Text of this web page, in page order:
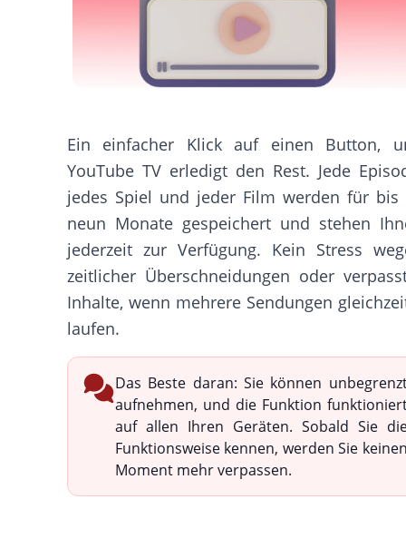
Ein einfacher Klick auf einen Button,
YouTube TV erledigt den Rest. Jede
jedes Spiel und jeder Film werden für bis
neun Monate gespeichert und stehen
jederzeit zur Verfügung. Kein Stress
zeitlicher Überschneidungen oder
Inhalte, wenn mehrere Sendungen
laufen.
Das Beste daran: Sie können
aufnehmen, und die Funktion
auf allen Ihren Geräten. Sobald Sie
Funktionsweise kennen, werden Sie
Moment mehr verpassen.